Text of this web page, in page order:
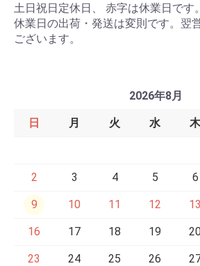
土日祝日定休日、 赤字は休業日です。
休業日の出荷・発送は変則です。翌
ございます。
2026年8月
日 月 火 水 木
2 3 4 5 6
9 10 11 12 13
16 17 18 19
23 24 25 26